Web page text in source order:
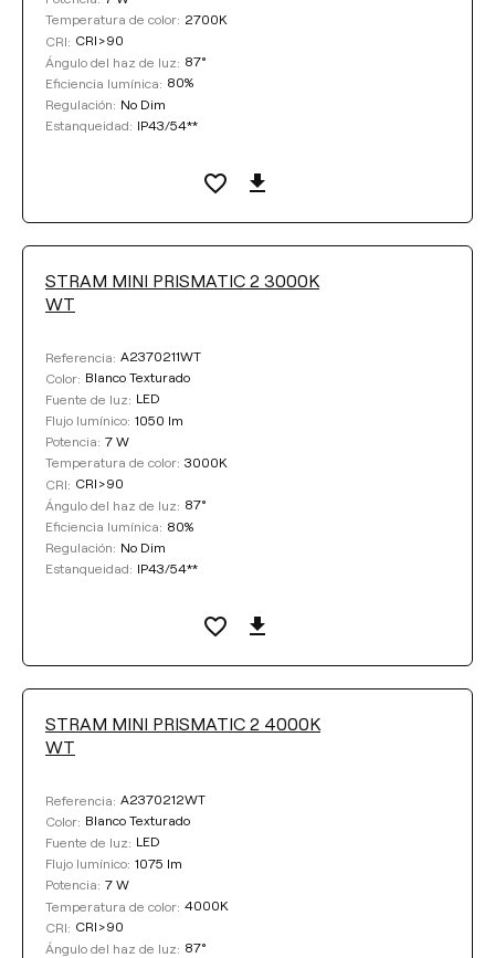
Seleccionar
TEMPERATURA DE COLOR
Limpiar filtros
Temperatura de color: 2700K
CRI: CRI>90
Ángulo del haz de luz: 87°
Eficiencia lumínica: 80%
Regulación: No Dim
Estanqueidad: IP43/54**
STRAM MINI PRISMATIC 2 3000K
WT
Referencia: A2370211WT
Color: Blanco Texturado
Fuente de luz: LED
Flujo lumínico: 1050 lm
Potencia: 7 W
Temperatura de color: 3000K
CRI: CRI>90
Ángulo del haz de luz: 87°
Eficiencia lumínica: 80%
Regulación: No Dim
Estanqueidad: IP43/54**
STRAM MINI PRISMATIC 2 4000K
WT
Referencia: A2370212WT
Color: Blanco Texturado
Fuente de luz: LED
Flujo lumínico: 1075 lm
Potencia: 7 W
Temperatura de color: 4000K
CRI: CRI>90
Ángulo del haz de luz: 87°